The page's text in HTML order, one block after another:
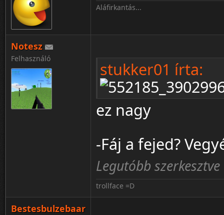
Aláfirkantás...
Notesz
Felhasználó
stukker01 írta:
ez nagy
-Fáj a fejed?
Legutóbb
trollface =D
Bestesbulzebaar